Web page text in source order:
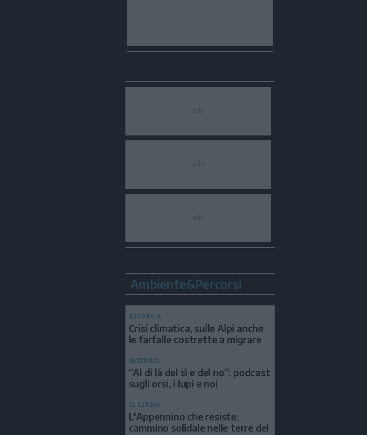
Ambiente&Percorsi
RICERCA
Crisi climatica, sulle Alpi anche
le farfalle costrette a migrare
NATURA
“Al di là del sì e del no”: podcast
sugli orsi, i lupi e noi
IL LIBRO
L'Appennino che resiste:
cammino solidale nelle terre del